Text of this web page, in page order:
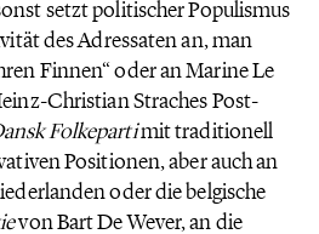
setzt politischer Populismus
des Adressaten an, man
Finnen“ oder an Marine Le
Christian Straches Post-
Folkepartimit traditionell
Positionen, aber auch an
oder die belgische
von Bart De Wever, an die